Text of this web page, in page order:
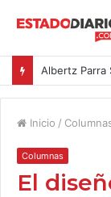
Inicio /
Columnas
El